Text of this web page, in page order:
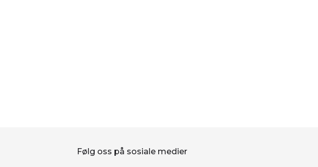
Følg oss på sosiale medier